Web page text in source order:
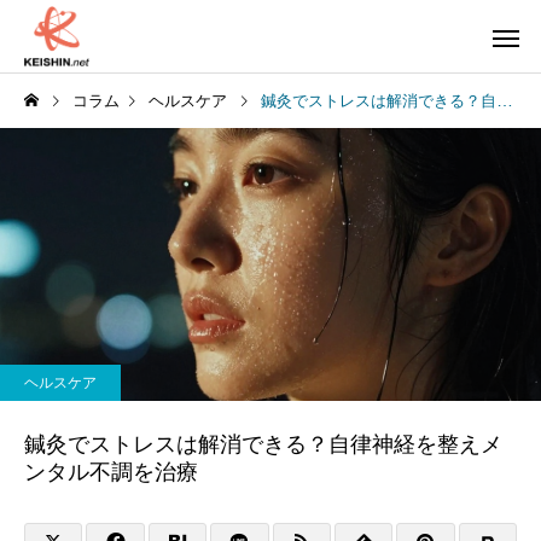
コラム ヘルスケア 鍼灸でストレスは解消できる？自律神経を整えメンタル不調を治療
ヘルスケア
鍼灸でストレスは解消できる？自律神経を整えメ
ンタル不調を治療